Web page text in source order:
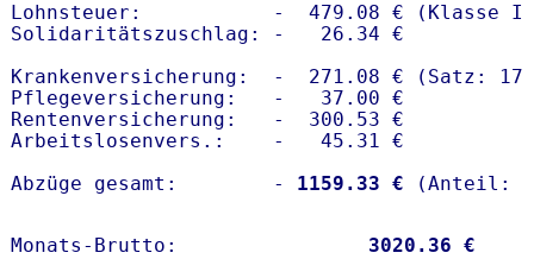
Lohnsteuer:           -  479.08 € (Klasse I)
Solidaritätszuschlag: -   26.34 €
Krankenversicherung:  -  271.08 € (Satz:
Pflegeversicherung:   -   37.00 €
Rentenversicherung:   -  300.53 €
Arbeitslosenvers.:    -   45.31 €
Abzüge gesamt:        -
1159.33 €
Monats-Brutto: 3020.36 €